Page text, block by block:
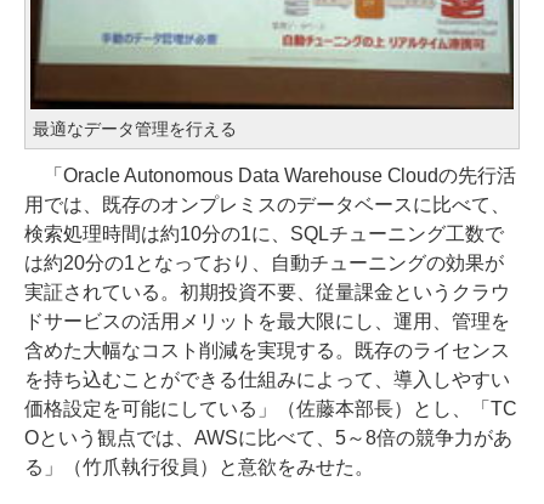
最適なデータ管理を行える
「Oracle Autonomous Data Warehouse Cloudの先行活
用では、既存のオンプレミスのデータベースに比べて、
検索処理時間は約10分の1に、SQLチューニング工数で
は約20分の1となっており、自動チューニングの効果が
実証されている。初期投資不要、従量課金というクラウ
ドサービスの活用メリットを最大限にし、運用、管理を
含めた大幅なコスト削減を実現する。既存のライセンス
を持ち込むことができる仕組みによって、導入しやすい
価格設定を可能にしている」（佐藤本部長）とし、「TC
Oという観点では、AWSに比べて、5～8倍の競争力があ
る」（竹爪執行役員）と意欲をみせた。